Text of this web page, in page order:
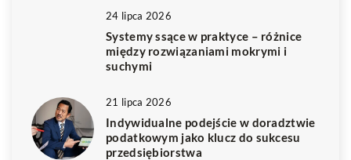
24 lipca 2026
Systemy ssące w praktyce – różnice
między rozwiązaniami mokrymi i
suchymi
21 lipca 2026
Indywidualne podejście w doradztwie
podatkowym jako klucz do sukcesu
przedsiębiorstwa